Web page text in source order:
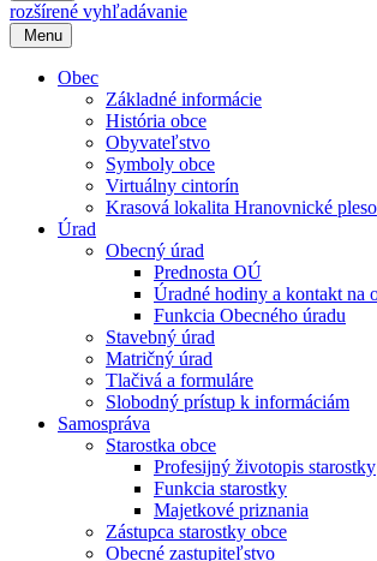
rozšírené vyhľadávanie
Menu
Obec
Základné informácie
História obce
Obyvateľstvo
Symboly obce
Virtuálny cintorín
Krasová lokalita Hranovnické pleso
Úrad
Obecný úrad
Prednosta OÚ
Úradné hodiny a kontakt na
Funkcia Obecného úradu
Stavebný úrad
Matričný úrad
Tlačivá a formuláre
Slobodný prístup k informáciám
Samospráva
Starostka obce
Profesijný životopis starostky
Funkcia starostky
Majetkové priznania
Zástupca starostky obce
Obecné zastupiteľstvo